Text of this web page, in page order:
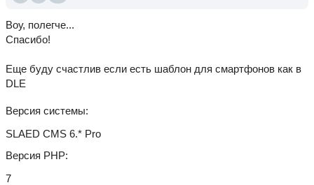
Воу, полегче...
Спасибо!
Еще буду счастлив если есть шаблон для смартфонов как в
DLE
Версия системы
SLAED CMS 6.* Pro
Версия PHP
7